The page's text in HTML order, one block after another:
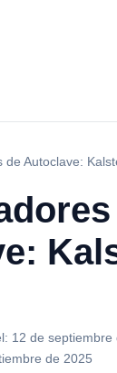
de Autoclave:
12 de septiembre
de 2025